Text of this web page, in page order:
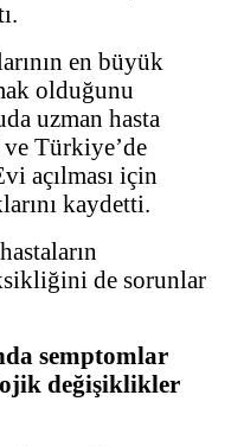
en büyük
olduğunu
uzman hasta
Türkiye’de
açılması için
kaydetti.
de sorunlar
semptomlar
değişiklikler